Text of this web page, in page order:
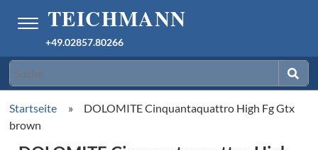
+49.02857.80266
Startseite »
DOLOMITE Cinquantaquattro High Fg Gtx
brown